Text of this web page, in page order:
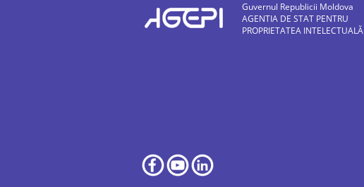
Guvernul Republicii Moldova
AGENTIA DE STAT PENTRU
PROPRIETATEA INTELECTUALĂ